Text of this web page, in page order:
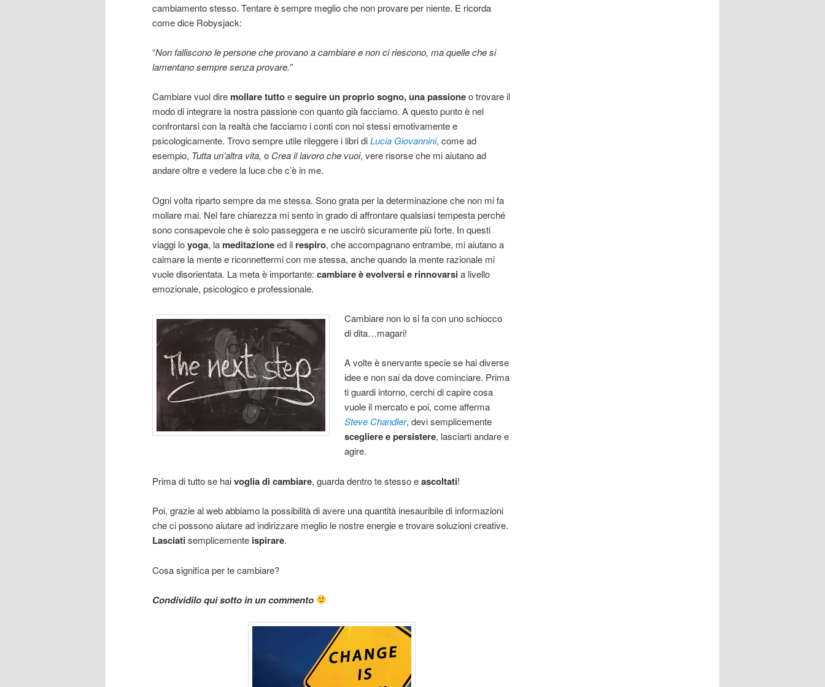
cambiamento stesso. Tentare è sempre meglio che non provare per niente. E ricorda
come dice Robysjack:
“Non falliscono le persone che provano a cambiare e non ci riescono, ma quelle che si
lamentano sempre senza provare.”
Cambiare vuol dire mollare tuttoeseguireun proprio sogno, una passioneo trovare il
modo di integrare la nostra passione con quanto già facciamo. A questo punto è nel
confrontarsi con la realtà che facciamo i conti con noi stessi emotivamente e
psicologicamente. Trovo sempre utile rileggere i libri diLucia Giovannini, come ad
esempio, Tutta un’altra vita, o Crea il lavoro che vuoi, vere risorse che mi aiutano ad
andare oltre e vedere la luce che c’è in me.
Ogni volta riparto sempre da me stessa. Sono grata per la determinazione che non mi fa
mollare mai. Nel fare chiarezza mi sento in grado di affrontare qualsiasi tempesta perché
sono consapevole che è solo passeggera e ne uscirò sicuramente più forte. In questi
viaggi loyoga, la meditazioneed il respiro, che accompagnano entrambe, mi aiutano a
calmare la mente e riconnettermi con me stessa, anche quando la mente razionale mi
vuole disorientata. La meta è importante: cambiare è evolversi e rinnovarsia livello
emozionale, psicologico e professionale.
Cambiare non lo si fa con uno schiocco
di dita…magari!
A volte è snervante specie se hai diverse
idee e non sai da dove cominciare. Prima
ti guardi intorno, cerchi di capire cosa
vuole il mercato e poi, come afferma
Steve Chandler, devi semplicemente
scegliere e persistere, lasciarti andare e
agire.
Prima di tutto se haivoglia di cambiare, guarda dentro te stesso eascoltati!
Poi, grazie al web abbiamo la possibilità di avere una quantità inesauribile di informazioni
che ci possono aiutare ad indirizzare meglio le nostre energie e trovare soluzioni creative.
Lasciatisemplicemente ispirare.
Cosa significa per te cambiare?
Condividilo qui sotto in un commento